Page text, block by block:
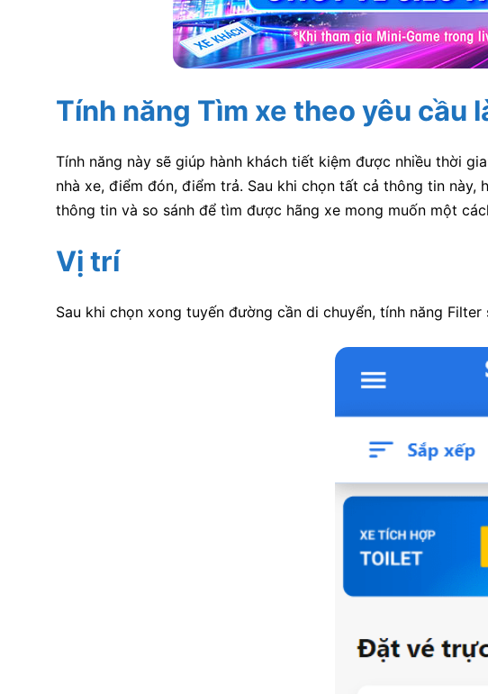
Tính năng Tìm xe theo yêu cầu
Tính năng này sẽ giúp hành khách tiết kiệm được nhiều thời
nhà xe, điểm đón, điểm trả. Sau khi chọn tất cả thông tin
thông tin và so sánh để tìm được hãng xe mong muốn một
Vị trí
Sau khi chọn xong tuyến đường cần di chuyển, tính năng